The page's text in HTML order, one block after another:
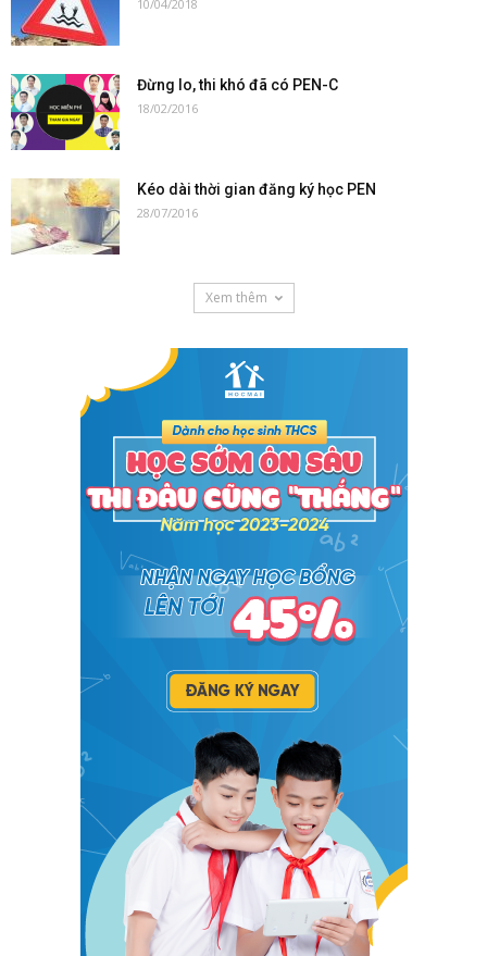
10/04/2018
Đừng lo, thi khó đã có PEN-C
18/02/2016
Kéo dài thời gian đăng ký học PEN
28/07/2016
Xem thêm